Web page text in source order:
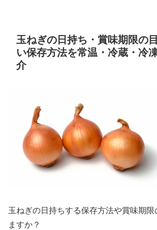
玉ねぎの日持ち・賞味期限の
い保存方法を常温・冷蔵・冷
介
玉ねぎの日持ちする保存方法や賞味期
ますか？